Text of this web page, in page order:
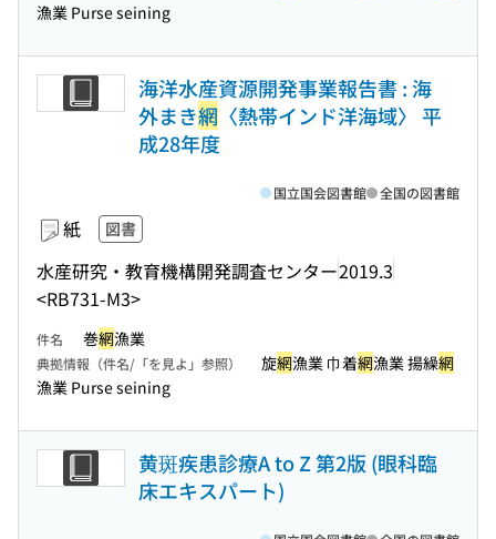
漁業 Purse seining
海洋水産資源開発事業報告書 : 海
外まき網 〈熱帯インド洋海域〉 平
成28年度
紙 図書
水産研究・教育機構開発調査センター2019.3
<RB731-M3>
国立国会図書館 全国の図書館
件名 巻網漁業
典拠情報（件名/「を見よ」参照） 旋網漁業 巾着網漁業 揚繰網
漁業 Purse seining
黄斑疾患診療A to Z 第2版 (眼科臨
床エキスパート)